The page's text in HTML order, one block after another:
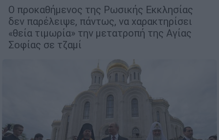
Ο προκαθήμενος της Ρωσικής Εκκλησίας
δεν παρέλειψε, πάντως, να χαρακτηρίσει
«θεία τιμωρία» την μετατροπή της Αγίας
Σοφίας σε τζαμί